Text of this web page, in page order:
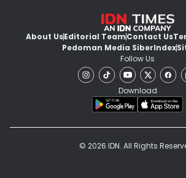
About UsEditorial TeamContact Us
Pedoman Media SiberIndex
Follow Us
Download
© 2026 IDN. All Rights